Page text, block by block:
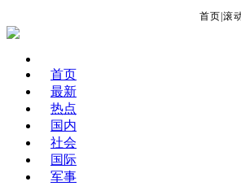
首页 滚
首页
最新
热点
国内
社会
国际
军事